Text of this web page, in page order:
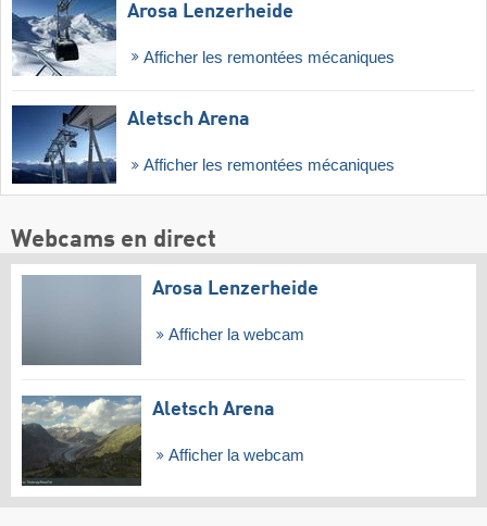
Arosa Lenzerheide
Afficher les remontées mécaniques
Aletsch Arena
Afficher les remontées mécaniques
Webcams en direct
Arosa Lenzerheide
Afficher la webcam
Aletsch Arena
Afficher la webcam